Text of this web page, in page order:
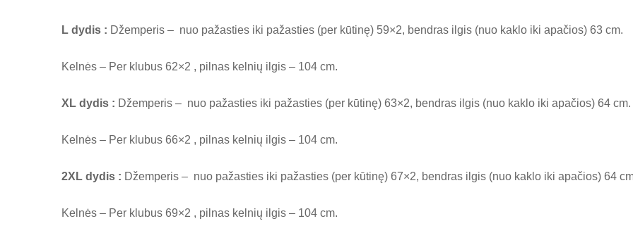
L dydis : Džemperis – nuo pažasties iki pažasties (per kūtinę) 59×2, bendras ilgis (nuo kaklo iki apačios) 63 cm.
Kelnės – Per klubus 62×2 , pilnas kelnių ilgis – 104 cm.
XL dydis : Džemperis – nuo pažasties iki pažasties (per kūtinę) 63×2, bendras ilgis (nuo kaklo iki apačios) 64 cm.
Kelnės – Per klubus 66×2 , pilnas kelnių ilgis – 104 cm.
2XL dydis : Džemperis – nuo pažasties iki pažasties (per kūtinę) 67×2, bendras ilgis (nuo kaklo iki apačios) 64
Kelnės – Per klubus 69×2 , pilnas kelnių ilgis – 104 cm.